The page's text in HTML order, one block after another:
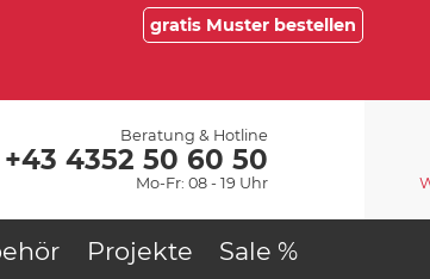
gratis Muster bestellen
Beratung & Hotline
+43 4352 50 60 50
Mo-Fr: 08 - 19 Uhr
Projekte Sale %